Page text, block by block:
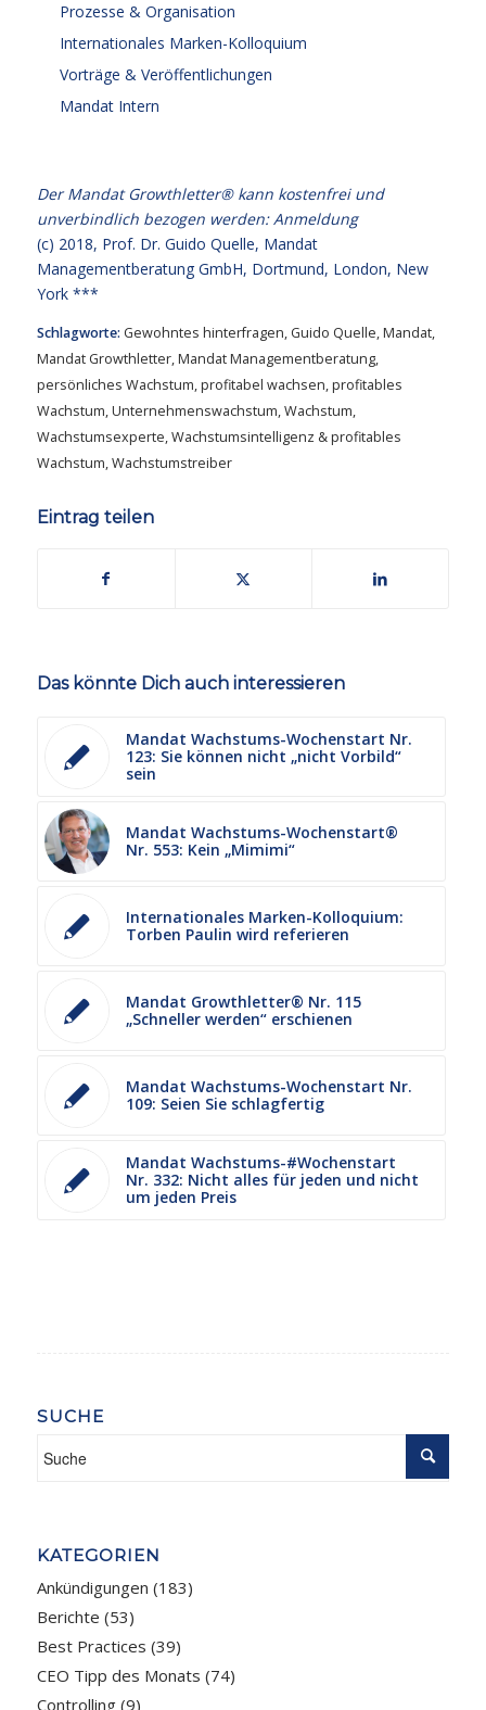
Prozesse & Organisation
Internationales Marken-Kolloquium
Vorträge & Veröffentlichungen
Mandat Intern
Der Mandat Growthletter® kann kostenfrei und
unverbindlich bezogen werden:Anmeldung
(c) 2018, Prof. Dr. Guido Quelle, Mandat
Managementberatung GmbH, Dortmund, London, New
York ***
Schlagworte: Gewohntes hinterfragen, Guido Quelle,Mandat,
Mandat Growthletter,Mandat Managementberatung,
persönliches Wachstum,profitabel wachsen,profitables
Wachstum,Unternehmenswachstum,Wachstum,
Wachstumsexperte,Wachstumsintelligenz & profitables
Wachstum,Wachstumstreiber
Eintrag teilen
Das könnte Dich auch interessieren
Mandat Wachstums-Wochenstart Nr.
123: Sie können nicht „nicht Vorbild“
sein
Mandat Wachstums-Wochenstart®
Nr. 553: Kein „Mimimi“
Internationales Marken-Kolloquium:
Torben Paulin wird referieren
Mandat Growthletter® Nr. 115
„Schneller werden“ erschienen
Mandat Wachstums-Wochenstart Nr.
109: Seien Sie schlagfertig
Mandat Wachstums-#Wochenstart
Nr. 332: Nicht alles für jeden und nicht
um jeden Preis
SUCHE
KATEGORIEN
Ankündigungen (183)
Berichte (53)
Best Practices (39)
CEO Tipp des Monats (74)
Controlling(9)